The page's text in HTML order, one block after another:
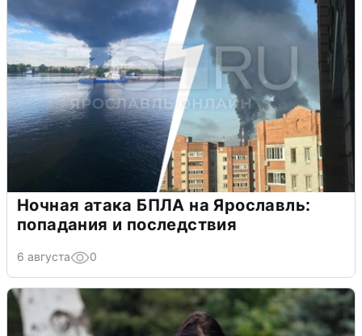
Ночная атака БПЛА на Ярославль:
попадания и последствия
6 августа 0